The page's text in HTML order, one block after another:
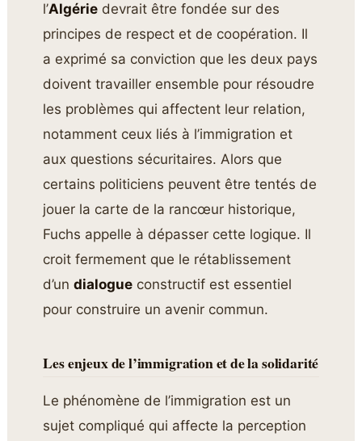
l’Algérie devrait être fondée sur des
principes de respect et de coopération. Il
a exprimé sa conviction que les deux pays
doivent travailler ensemble pour résoudre
les problèmes qui affectent leur relation,
notamment ceux liés à l’immigration et
aux questions sécuritaires. Alors que
certains politiciens peuvent être tentés de
jouer la carte de la rancœur historique,
Fuchs appelle à dépasser cette logique. Il
croit fermement que le rétablissement
d’undialogue constructif est essentiel
pour construire un avenir commun.
Les enjeux de l’immigration et de la solidarité
Le phénomène de l’immigration est un
sujet compliqué qui affecte la perception